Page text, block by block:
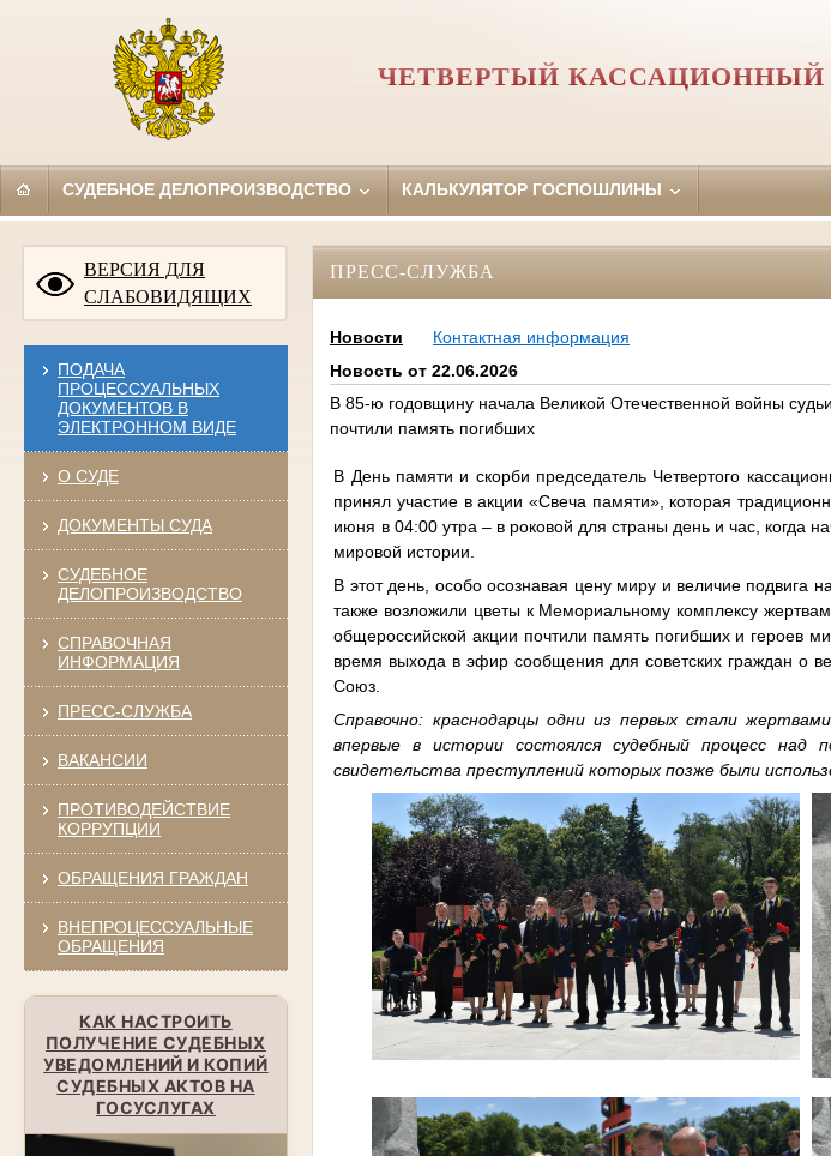
ЧЕТВЕРТЫЙ
СУДЕБНОЕ ДЕЛОПРОИЗВОДСТВО КАЛЬКУЛЯТОР ГОСПОШЛИНЫ
ВЕРСИЯ ДЛЯ
СЛАБОВИДЯЩИХ
ПОДАЧА
ПРОЦЕССУАЛЬНЫХ
ДОКУМЕНТОВ В
ЭЛЕКТРОННОМ ВИДЕ
О СУДЕ
ДОКУМЕНТЫ СУДА
СУДЕБНОЕ
ДЕЛОПРОИЗВОДСТВО
СПРАВОЧНАЯ
ИНФОРМАЦИЯ
ПРЕСС-СЛУЖБА
ВАКАНСИИ
ПРОТИВОДЕЙСТВИЕ
КОРРУПЦИИ
ОБРАЩЕНИЯ ГРАЖДАН
ВНЕПРОЦЕССУАЛЬНЫЕ
ОБРАЩЕНИЯ
КАК НАСТРОИТЬ
ПОЛУЧЕНИЕ СУДЕБНЫХ
УВЕДОМЛЕНИЙ И КОПИЙ
СУДЕБНЫХ АКТОВ НА
ГОСУСЛУГАХ
ПРЕСС-СЛУЖБА
Новости
Контактная информация
Новость от 22.06.2026
В 85-ю годовщину начала Великой Отечественной войны
почтили память погибших
В День памяти и скорби председатель Четвертого
принял участие в акции «Свеча памяти», которая
июня в 04:00 утра – в роковой для страны день и час, когда
мировой истории.
В этот день, особо осознавая цену миру и величие подвига
также возложили цветы к Мемориальному комплексу
общероссийской акции почтили память погибших и героев
время выхода в эфир сообщения для советских граждан о
Союз.
Справочно: краснодарцы одни из первых стали
впервые в истории состоялся судебный процесс над
свидетельства преступлений которых позже были